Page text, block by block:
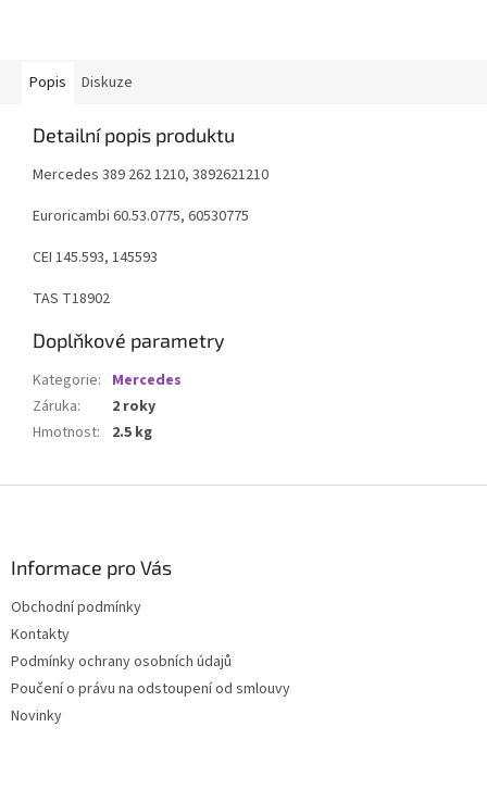
Popis Diskuze
Detailní popis produktu
Mercedes 389 262 1210, 3892621210
Euroricambi 60.53.0775, 60530775
CEI 145.593, 145593
TAS T18902
Doplňkové parametry
Kategorie: Mercedes
Záruka:
2 roky
Hmotnost: 2.5 kg
Informace pro Vás
Obchodní podmínky
Kontakty
Podmínky ochrany osobních údajů
Poučení o právu na odstoupení od smlouvy
Novinky